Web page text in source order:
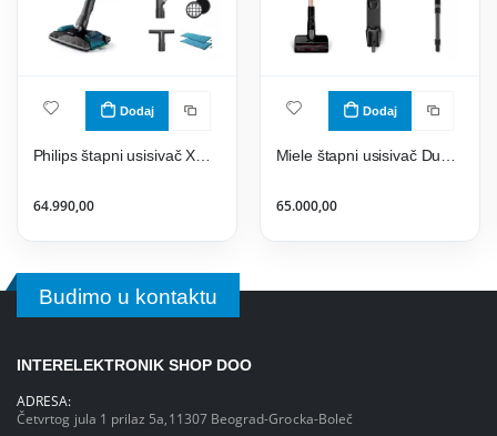
Dodaj
64.990,00
Dodaj
65.000,00
Budimo u kontaktu
INTERELEKTRONIK SHOP DOO
ADRESA:
Četvrtog jula 1 prilaz 5a,11307 Beograd-Grocka-Boleč